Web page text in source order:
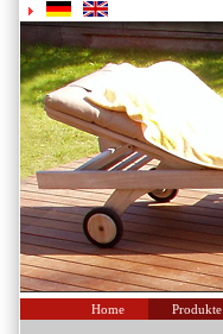
Home Produkte